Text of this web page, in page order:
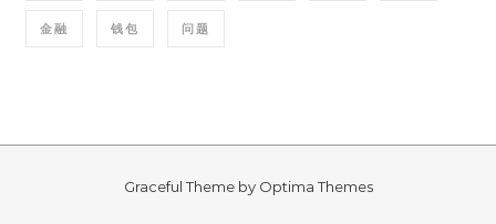
金融 钱包 问题
Graceful Theme by Optima Themes